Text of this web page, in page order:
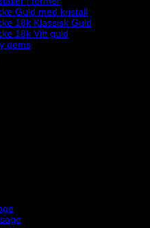
Guld med kristall
18k Klassisk Guld
18k Vitt guld
gems